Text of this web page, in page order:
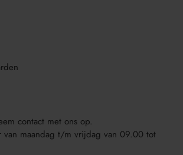
contact met ons op.
van maandag t/m vrijdag van 09.00 tot